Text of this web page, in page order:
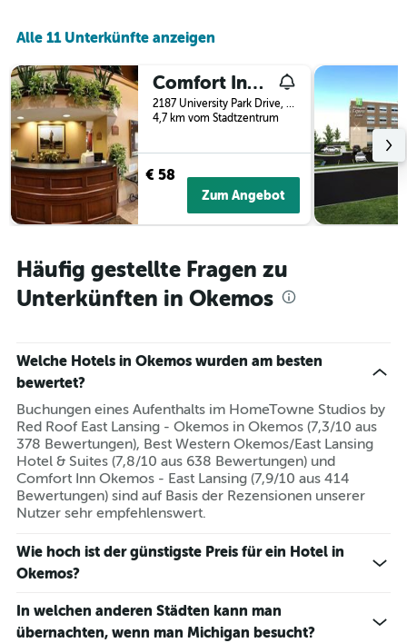
Zimmerpreis
Alle 11 Unterkünfte anzeigen
Comfort Inn Okemos - East Lansing
2187 University Park Drive, Okemos, MI, USA
4,7 km vom Stadtzentrum
€ 58
Zum Angebot
Häufig gestellte Fragen zu
Unterkünften in Okemos
Welche Hotels in Okemos wurden am besten
bewertet?
Buchungen eines Aufenthalts im HomeTowne Studios by
Red Roof East Lansing - Okemos in Okemos (7,3/10 aus
378 Bewertungen), Best Western Okemos/East Lansing
Hotel & Suites (7,8/10 aus 638 Bewertungen) und
Comfort Inn Okemos - East Lansing (7,9/10 aus 414
Bewertungen) sind auf Basis der Rezensionen unserer
Nutzer sehr empfehlenswert.
Wie hoch ist der günstigste Preis für ein Hotel in
Okemos?
In welchen anderen Städten kann man
übernachten, wenn man Michigan besucht?